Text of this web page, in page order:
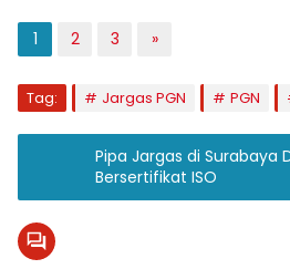
1 2 3 »
Tag: Jargas PGN PGN
Pipa Jargas di Surabaya
Bersertifikat ISO